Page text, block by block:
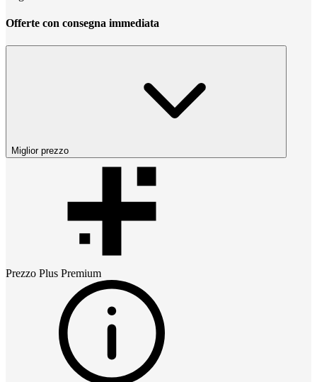
Offerte con consegna immediata
Miglior prezzo
Prezzo Plus Premium